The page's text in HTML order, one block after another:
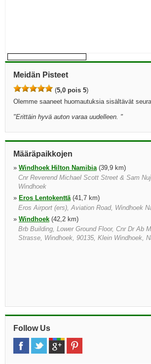
Meidän Pisteet
(5,0 pois 5)
Olemme saaneet huomautuksia sisältävät
"Erittäin hyvä auton varaa uudelleen. "
Määräpaikkojen
» Windhoek Hilton Namibia(39,9 km)
Cnr Reverend Michael Scott Street & Sam
Windhoek
» Eros Lentokenttä(41,7 km)
Eros Airport (ers), Aviation Road, Windhoek
» Windhoek (42,2 km)
Brb Building, Lower Ground Floor, Cnr Dr Ab
Strasse, Windhoek, 90135, Klein Windhoek,
Follow Us